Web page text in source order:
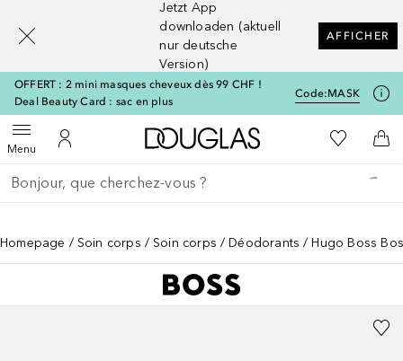
Jetzt App
downloaden (aktuell
nur deutsche
Version)
AFFICHER
OFFERT : 2 mini masques cheveux dès 99 CHF !
Deal Beauty Card : sac en plus
Code:MASK
MenuOuvrir le menuVers Mon Compte
Vers l'accueil Douglas
Vers Ma
Retourner
Exécuter la recherche
Homepage Soin corps Soin corps Déodorants Hugo Boss
[navigation.slideout.screenreader]